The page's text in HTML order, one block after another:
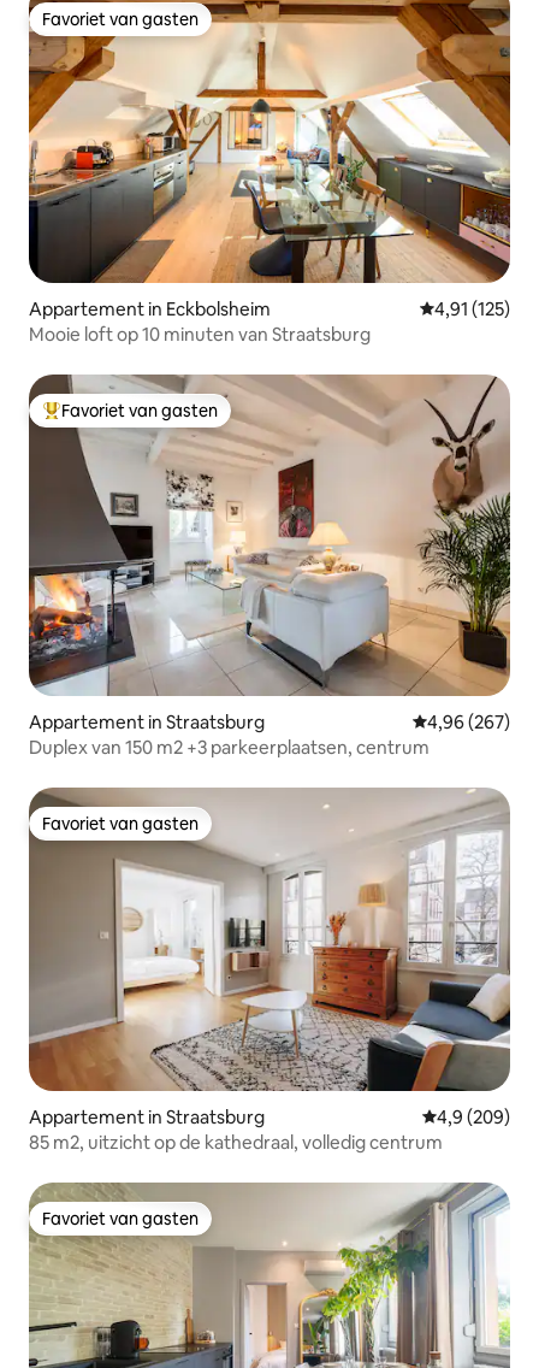
Favoriet van gasten
Favoriet van gasten
Appartement in Eckbolsheim Gemiddelde
4,91 (125)
Mooie loft op 10 minuten van Straatsburg
Topfavoriet van gasten
Favoriet van gasten
Appartement in Straatsburg Gemiddelde
4,96 (267)
Duplex van 150 m2 +3 parkeerplaatsen, centrum
Favoriet van gasten
Favoriet van gasten
Appartement in Straatsburg Gemiddelde
4,9 (209)
85 m2, uitzicht op de kathedraal, volledig centrum
Favoriet van gasten
Favoriet van gasten